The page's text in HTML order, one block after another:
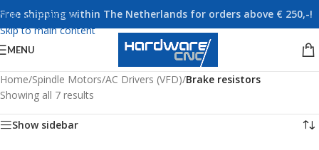
Skip to navigation
Skip to main content
Free shipping within The Netherlands for orders above € 250,-!
MENU
Home/Spindle Motors/AC Drivers (VFD)/Brake resistors
Showing all 7 results
Show sidebar